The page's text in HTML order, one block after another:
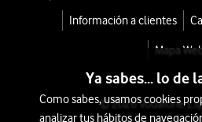
Información a clientes
Mapa Web
© 2026 Vodafone
Ya sabes... lo de
Como sabes, usamos cookies
analizar tus hábitos de